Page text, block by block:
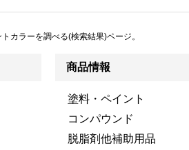
カラーを調べる(検索結果)ページ。
商品情報
塗料・ペイント
コンパウンド
脱脂剤他補助用品